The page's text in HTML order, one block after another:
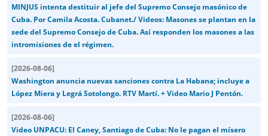
MINJUS intenta destituir al jefe del Supremo Consejo masónico de
Cuba. Por Camila Acosta. Cubanet./ Videos: Masones se plantan en la
sede del Supremo Consejo de Cuba. Así responden los masones a las
intromisiones de el régimen.
[2026-08-06]
Washington anuncia nuevas sanciones contra La Habana; incluye a
López Miera y Legrá Sotolongo. RTV Martí. + Video Mario J Pentón.
[2026-08-06]
Video UNPACU: El Caney, Santiago de Cuba: No le pagan el mísero